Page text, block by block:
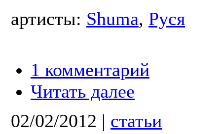
артисты: Shuma, Руся
1 комментарий
Читать далее
02/02/2012 | статьи